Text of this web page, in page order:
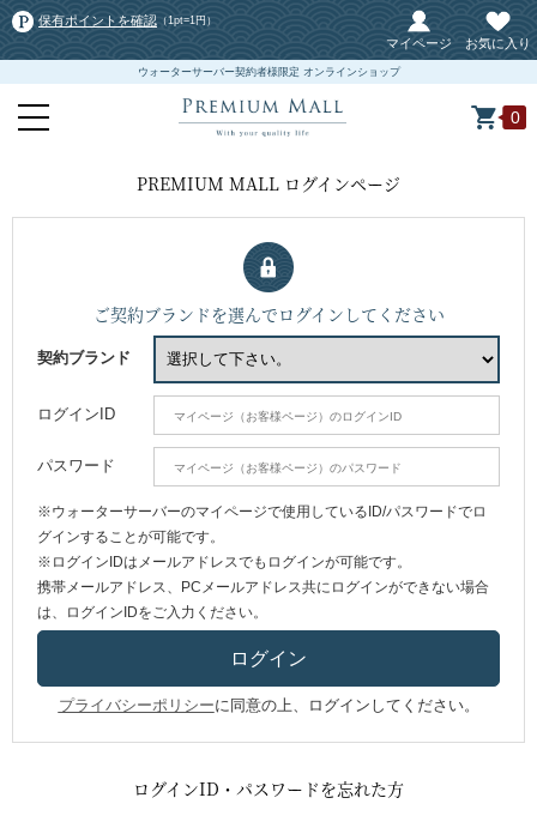
保有ポイントを確認 （1pt=1円）
マイページ お気に入り
ウォーターサーバー契約者様限定 オンラインショップ
0
PREMIUM MALL ログインページ
ご契約ブランドを選んでログインしてください
契約ブランド
ログインID
パスワード
※ウォーターサーバーのマイページで使用しているID/パスワードでロ
グインすることが可能です。
※ログインIDはメールアドレスでもログインが可能です。
携帯メールアドレス、PCメールアドレス共にログインができない場合
は、ログインIDをご入力ください。
プライバシーポリシーに同意の上、ログインしてください。
ログインID・パスワードを忘れた方